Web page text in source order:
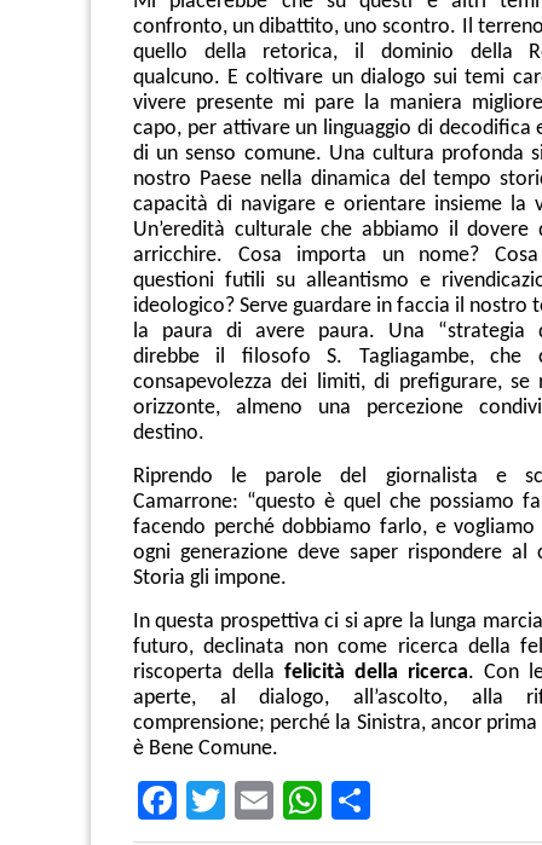
confronto, un dibattito, uno scontro. Il
quello della retorica, il dominio della
qualcuno. E coltivare un dialogo sui temi
vivere presente mi pare la maniera
capo, per attivare un linguaggio di decodifica
di un senso comune. Una cultura profonda
nostro Paese nella dinamica del tempo
capacità di navigare e orientare insieme la
Un’eredità culturale che abbiamo il dovere
arricchire. Cosa importa un nome?
questioni futili su alleantismo e
ideologico? Serve guardare in faccia il nostro
la paura di avere paura. Una “strategia
direbbe il filosofo S. Tagliagambe, che
consapevolezza dei limiti, di prefigurare,
orizzonte, almeno una percezione
destino.
Riprendo le parole del giornalista e
Camarrone: “questo è quel che possiamo
facendo perché dobbiamo farlo, e
ogni generazione deve saper rispondere al
Storia gli impone.
In questa prospettiva ci si apre la lunga
futuro, declinata non come ricerca della
riscoperta della felicità della ricerca. Con
aperte, al dialogo, all’ascolto, alla
comprensione; perché la Sinistra, ancor
è Bene Comune.
Facebook
TwitterEmailWhatsApp